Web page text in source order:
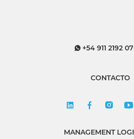
+54 911 2192
CONTACTO
MANAGEMENT